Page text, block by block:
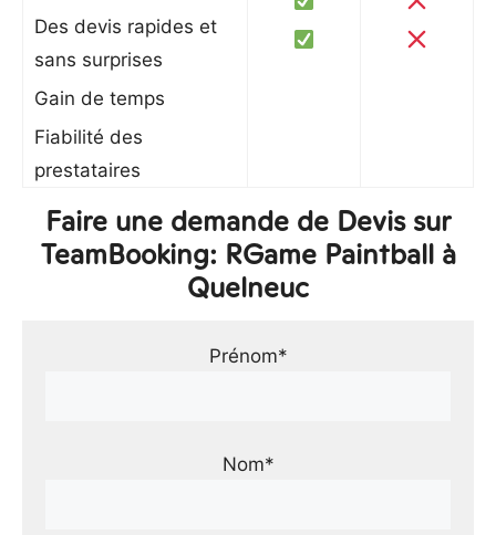
Des devis rapides et
sans surprises
Gain de temps
Fiabilité des
prestataires
Faire une demande de Devis sur
TeamBooking: RGame Paintball à
Quelneuc
Prénom*
Nom*